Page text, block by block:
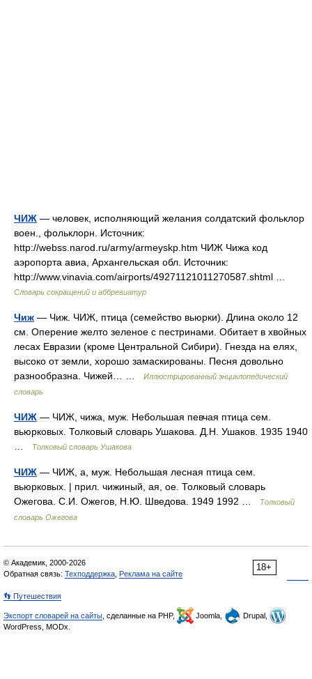
ЧИЖ — человек, исполняющий желания солдатский фольклор
воен., фольклорн. Источник:
http://webss.narod.ru/army/armeyskp.htm ЧИЖ Чижа код
аэропорта авиа, Архангельская обл. Источник:
http://www.vinavia.com/airports/49271121011270587.shtml …
Словарь сокращений и аббревиатур
Чиж — Чиж. ЧИЖ, птица (семейство вьюрки). Длина около 12
см. Оперение желто зеленое с пестринами. Обитает в хвойных
лесах Евразии (кроме Центральной Сибири). Гнезда на елях,
высоко от земли, хорошо замаскированы. Песня довольно
разнообразна. Чижей… …
Иллюстрированный энциклопедический
словарь
ЧИЖ — ЧИЖ, чижа, муж. Небольшая певчая птица сем.
вьюрковых. Толковый словарь Ушакова. Д.Н. Ушаков. 1935 1940
Толковый словарь Ушакова
ЧИЖ — ЧИЖ, а, муж. Небольшая лесная птица сем.
вьюрковых. | прил. чижиный, ая, ое. Толковый словарь
Ожегова. С.И. Ожегов, Н.Ю. Шведова. 1949 1992 …
Толковый
словарь Ожегова
18+
© Академик, 2000-2026
Обратная связь: Техподдержка Реклама на сайте
👣 Путешествия
Экспорт словарей на сайты , сделанные на PHP, Joomla,
Drupal,
WordPress, MODx.